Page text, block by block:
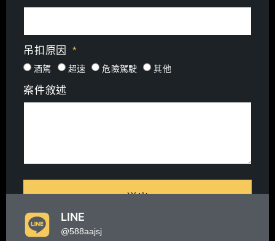
吊扣原因
酒駕 超速 危險駕駛 其他
案件敘述
送出
LINE
@588aajsj